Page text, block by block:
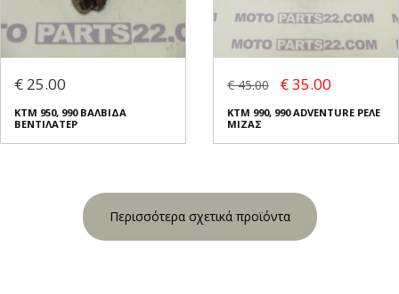
€ 25.00
KTM 950, 990 ΒΑΛΒΙΔΑ
ΒΕΝΤΙΛΑΤΕΡ
€ 45.00 € 35.00
KTM 990, 990 ADVENTURE ΡΕΛΕ
ΜΙΖΑΣ
Περισσότερα σχετικά προϊόντα